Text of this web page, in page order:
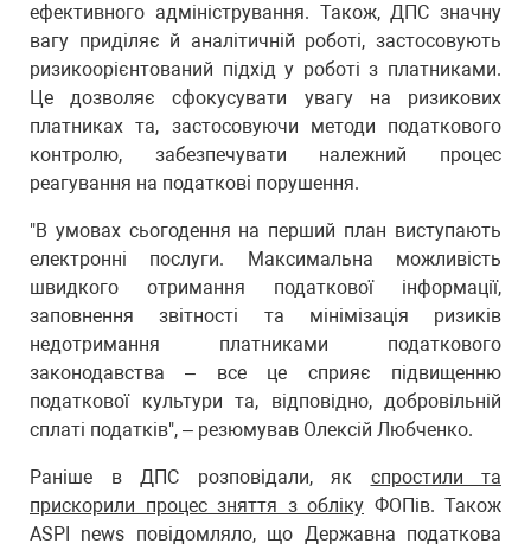
ефективного адміністрування. Також, ДПС значну
вагу приділяє й аналітичній роботі, застосовують
ризикоорієнтований підхід у роботі з платниками.
Це дозволяє сфокусувати увагу на ризикових
платниках та, застосовуючи методи податкового
контролю, забезпечувати належний процес
реагування на податкові порушення.
"В умовах сьогодення на перший план виступають
електронні послуги. Максимальна можливість
швидкого отримання податкової інформації,
заповнення звітності та мінімізація ризиків
недотримання платниками податкового
законодавства – все це сприяє підвищенню
податкової культури та, відповідно, добровільній
сплаті податків", – резюмував Олексій Любченко.
Раніше в ДПС розповідали, як спростили та
прискорили процес зняття з обліку ФОПів. Також
ASPI news повідомляло, що Державна податкова